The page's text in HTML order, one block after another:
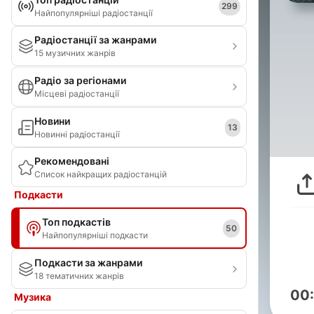
Найпопулярніші радіостанції
299
Радіостанції за жанрами
15 музичних жанрів
Радіо за регіонами
Місцеві радіостанції
Новини
Новинні радіостанції
13
Рекомендовані
Список найкращих радіостанцій
Подкасти
Топ подкастів
Найпопулярніші подкасти
50
Подкасти за жанрами
18 тематичних жанрів
Музика